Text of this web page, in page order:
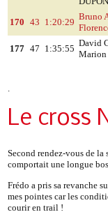
170 43 1:20:29
Bruno
177 47 1:35:55
David
Marion
.
Le cross
Second rendez-vous de la
comportait une longue
Frédo a pris sa revanche
mes pointes car les
courir en trail !